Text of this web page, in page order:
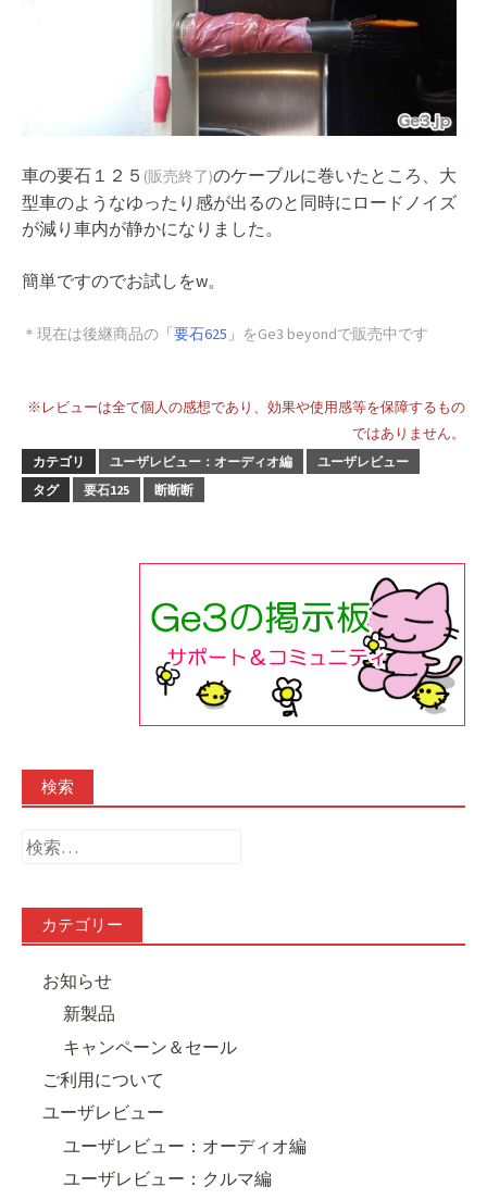
車の要石１２５ (販売終了)のケーブルに巻いたところ、大
型車のようなゆったり感が出るのと同時にロードノイズ
が減り車内が静かになりました。
簡単ですのでお試しをw。
＊現在は後継商品の 「要石625」 をGe3 beyondで販売中です
※レビューは全て個人の感想であり、効果や使用感等を保障するもの
ではありません。
カテゴリ ユーザレビュー：オーディオ編
ユーザレビュー
タグ
要石125 断断断
検索
検
カテゴリー
お知らせ
新製品
キャンペーン＆セール
ご利用について
ユーザレビュー
ユーザレビュー：オーディオ編
ユーザレビュー：クルマ編